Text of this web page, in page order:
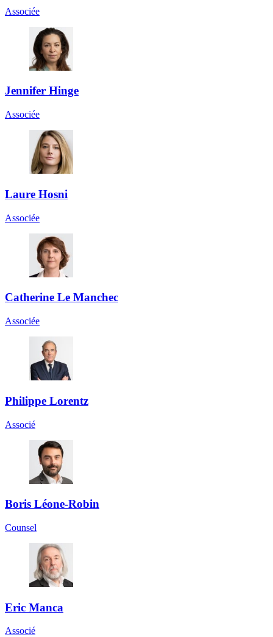
Associée
Jennifer Hinge
Associée
Laure Hosni
Associée
Catherine Le Manchec
Associée
Philippe Lorentz
Associé
Boris Léone-Robin
Counsel
Eric Manca
Associé